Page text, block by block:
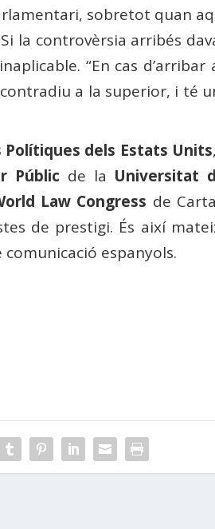
sobretot quan
la controvèrsia arribés
“En cas
a la superior, i té
Polítiques dels Estats Units
Públic de la Universitat
Law Congress de
de prestigi. És així
espanyols.